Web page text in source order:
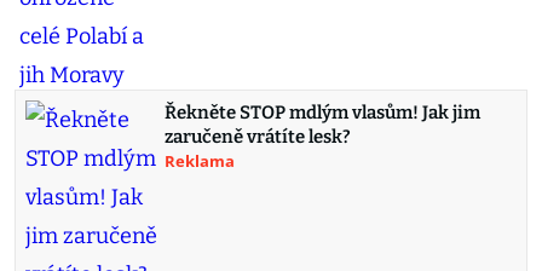
Řekněte STOP mdlým vlasům! Jak jim
zaručeně vrátíte lesk?
Reklama